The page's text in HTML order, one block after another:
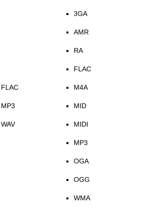
FLAC
MP3
WAV
3GA
AMR
RA
FLAC
M4A
MID
MIDI
MP3
OGA
OGG
WMA